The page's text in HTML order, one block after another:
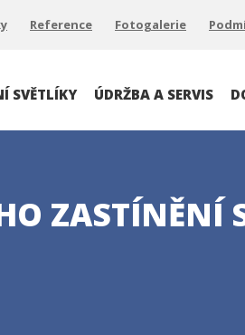
Reference Fotogalerie
SVĚTLÍKY ÚDRŽBA A SERVIS
ZASTÍNĚNÍ